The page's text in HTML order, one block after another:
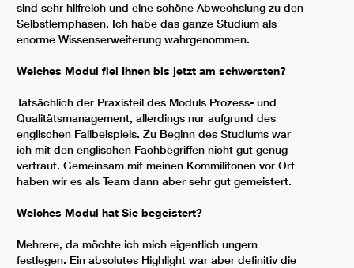
sind sehr hilfreich und eine schöne Abwechslung zu den
Selbstlernphasen. Ich habe das ganze Studium als
enorme Wissenserweiterung wahrgenommen.
Welches Modul fiel Ihnen bis jetzt am schwersten?
Tatsächlich der Praxisteil des Moduls Prozess- und
Qualitätsmanagement, allerdings nur aufgrund des
englischen Fallbeispiels. Zu Beginn des Studiums war
ich mit den englischen Fachbegriffen nicht gut genug
vertraut. Gemeinsam mit meinen Kommilitonen vor Ort
haben wir es als Team dann aber sehr gut gemeistert.
Welches Modul hat Sie begeistert?
Mehrere, da möchte ich mich eigentlich ungern
festlegen. Ein absolutes Highlight war aber definitiv die